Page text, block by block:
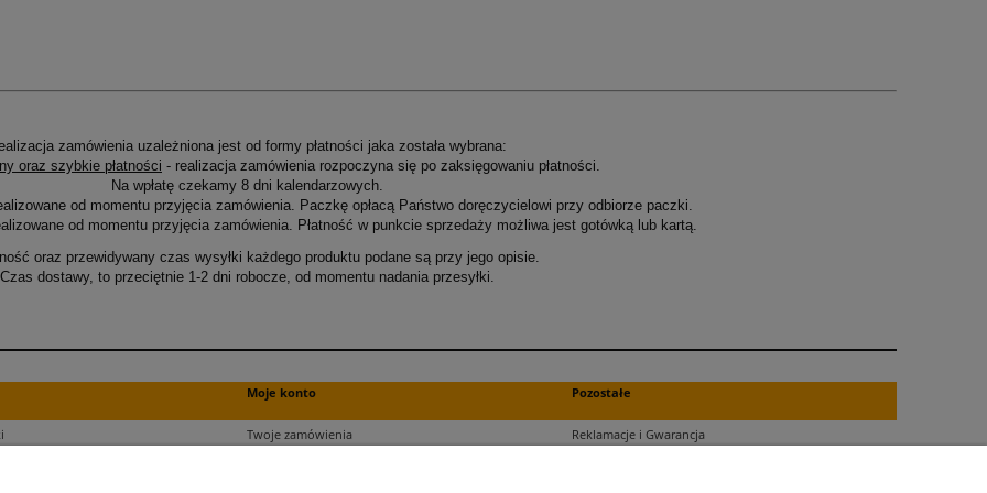
zamówienia uzależniona jest od formy płatności jaka została wybrana:
oraz szybkie płatności - realizacja zamówienia rozpoczyna się po zaksięgowaniu płatności.
Na wpłatę czekamy 8 dni kalendarzowych.
od momentu przyjęcia zamówienia. Paczkę opłacą Państwo doręczycielowi przy odbiorze paczki.
od momentu przyjęcia zamówienia. Płatność w punkcie sprzedaży możliwa jest gotówką lub kartą.
oraz przewidywany czas wysyłki każdego produktu podane są przy jego opisie.
Czas dostawy, to przeciętnie 1-2 dni robocze, od momentu nadania przesyłki.
Moje konto
Twoje zamówienia
Pozostałe
Reklamacje i Gwarancja